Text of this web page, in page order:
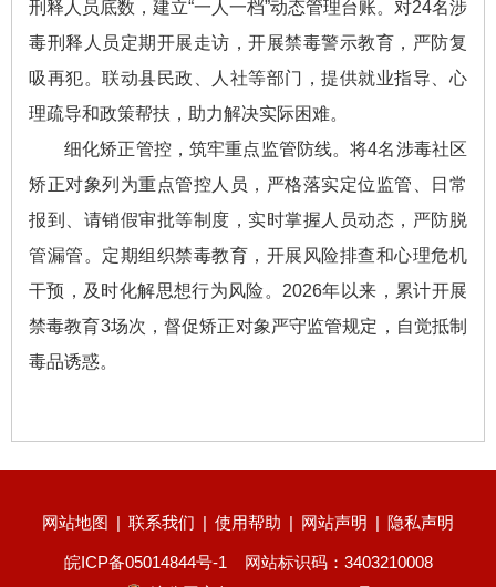
刑释人员底数，建立“一人一档”动态管理台账。对24名涉
毒刑释人员定期开展走访，开展禁毒警示教育，严防复
吸再犯。联动县民政、人社等部门，提供就业指导、心
理疏导和政策帮扶，助力解决实际困难。
细化矫正管控，筑牢重点监管防线。将4名涉毒社区
矫正对象列为重点管控人员，严格落实定位监管、日常
报到、请销假审批等制度，实时掌握人员动态，严防脱
管漏管。定期组织禁毒教育，开展风险排查和心理危机
干预，及时化解思想行为风险。2026年以来，累计开展
禁毒教育3场次，督促矫正对象严守监管规定，自觉抵制
毒品诱惑。
网站地图 | 联系我们 | 使用帮助 | 网站声明 | 隐私声明
皖ICP备05014844号-1
网站标识码：3403210008